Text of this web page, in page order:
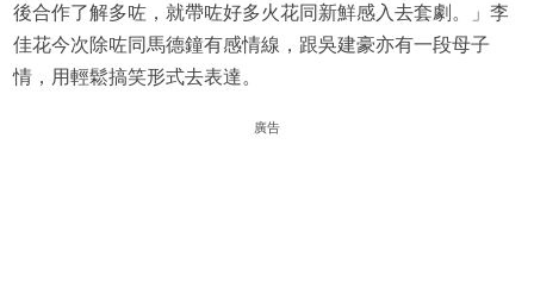
後合作了解多咗，就帶咗好多火花同新鮮感入去套劇。」李
佳花今次除咗同馬德鐘有感情線，跟吳建豪亦有一段母子
情，用輕鬆搞笑形式去表達。
廣告